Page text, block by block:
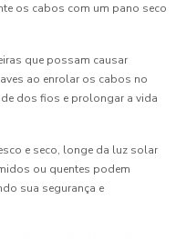
os cabos com um pano seco
que possam causar
ao enrolar os cabos no
dos fios e prolongar a vida
e seco, longe da luz solar
ou quentes podem
sua segurança e